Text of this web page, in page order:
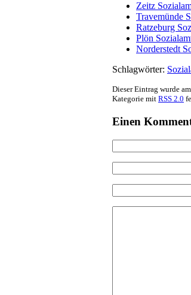
Zeitz
Travemünde
Ratzeburg
Plön
Norderstedt
Schlagwörter:
Dieser Eintrag wurde
Kategorie mit RSS 2.0
Einen